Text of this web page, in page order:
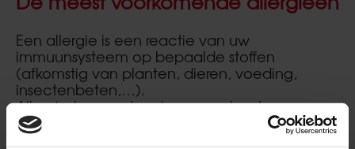
Uw huis
Allergieën
Veel gestelde vragen
Tips en trucs
Een allergie is een reactie van uw
immuunsysteem op bepaalde stoffen
(afkomstig van planten, dieren, voeding,
insectenbeten,…).
Allergische aandoeningen zoals astma,
hooikoorts, ernstige allergische reactie
(anafylaxie) nemen aanzienlijk toe zowel in